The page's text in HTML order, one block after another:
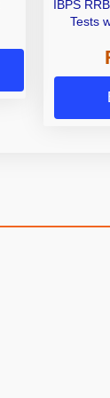
IBPS
Tests